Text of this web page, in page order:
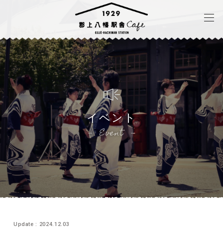
イベント
Event
Update : 2024.12.03